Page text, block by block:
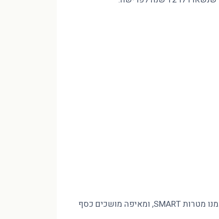
מינוס בהכנסה של 10,000 ₪ לא נסגר בחיסכון שאין לכם, אלא בסדר. פיטר הוד CFP מסביר איך בונים חזון לעשור, גוזרים ממנו מטרות SMART, ומאיפה מושכים כסף